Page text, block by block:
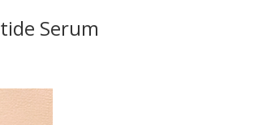
Serum